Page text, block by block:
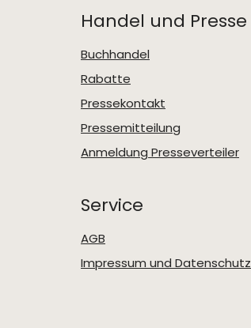
Handel und Presse
Buchhandel
Rabatte
Pressekontakt
Pressemitteilung
Anmeldung Presseverteiler
Service
AGB
Impressum und Datenschutz